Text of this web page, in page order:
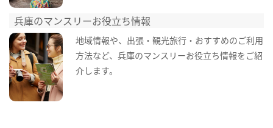
兵庫のマンスリーお役立ち情報
地域情報や、出張・観光旅行・おすすめのご利用
方法など、兵庫のマンスリーお役立ち情報をご紹
介します。